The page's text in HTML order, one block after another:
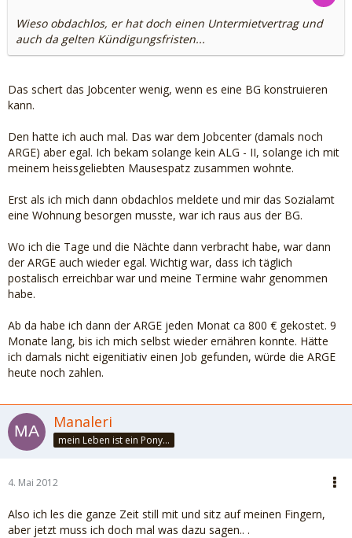
Wieso obdachlos, er hat doch einen Untermietvertrag und
auch da gelten Kündigungsfristen...
Das schert das Jobcenter wenig, wenn es eine BG konstruieren
kann.
Den hatte ich auch mal. Das war dem Jobcenter (damals noch
ARGE) aber egal. Ich bekam solange kein ALG - II, solange ich mit
meinem heissgeliebten Mausespatz zusammen wohnte.
Erst als ich mich dann obdachlos meldete und mir das Sozialamt
eine Wohnung besorgen musste, war ich raus aus der BG.
Wo ich die Tage und die Nächte dann verbracht habe, war dann
der ARGE auch wieder egal. Wichtig war, dass ich täglich
postalisch erreichbar war und meine Termine wahr genommen
habe.
Ab da habe ich dann der ARGE jeden Monat ca 800 € gekostet. 9
Monate lang, bis ich mich selbst wieder ernähren konnte. Hätte
ich damals nicht eigenitiativ einen Job gefunden, würde die ARGE
heute noch zahlen.
Manaleri
mein Leben ist ein Ponyhof....
4. Mai 2012
Also ich les die ganze Zeit still mit und sitz auf meinen Fingern,
aber jetzt muss ich doch mal was dazu sagen.. .